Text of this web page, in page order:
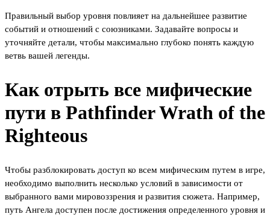
Правильный выбор уровня повлияет на дальнейшее развитие
событий и отношений с союзниками. Задавайте вопросы и
уточняйте детали, чтобы максимально глубоко понять каждую
ветвь вашей легенды.
Как отрыть все мифические
пути в Pathfinder Wrath of the
Righteous
Чтобы разблокировать доступ ко всем мифическим путем в игре,
необходимо выполнить несколько условий в зависимости от
выбранного вами мировоззрения и развития сюжета. Например,
путь Ангела доступен после достижения определенного уровня и